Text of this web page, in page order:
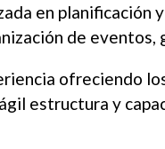
en
de
ofreciendo
estructura y